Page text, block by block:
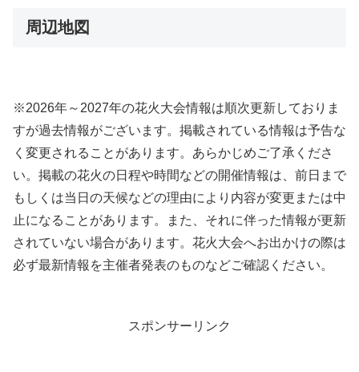
周辺地図
※2026年～2027年の花火大会情報は順次更新しておりま
すが過去情報がございます。掲載されている情報は予告な
く変更されることがあります。あらかじめご了承くださ
い。掲載の花火の日程や時間などの開催情報は、前日まで
もしくは当日の天候などの理由により内容が変更または中
止になることがあります。また、それに伴った情報が更新
されていない場合があります。花火大会へお出かけの際は
必ず最新情報を主催者発表のものなどご確認ください。
スポンサーリンク